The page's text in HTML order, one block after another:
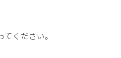
ください。